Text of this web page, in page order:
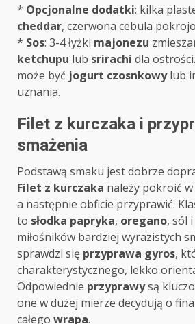
* Opcjonalne dodatki: kilka
cheddar, czerwona cebula
* Sos: 3-4 łyżki majonezu
ketchupu lub srirachi dla
może być jogurt czosnkowylub
uznania.
Filet z kurczaka i
smażenia
Podstawą smaku jest dobrze
Filet z kurczaka należy pokroić
a następnie obficie przyprawić.
to słodka papryka, oregano, sól
miłośników bardziej wyrazistych
sprawdzi się przyprawa gyros,
charakterystycznego, lekko
Odpowiednie przyprawysą
one w dużej mierze decydują o
całego wrapa.